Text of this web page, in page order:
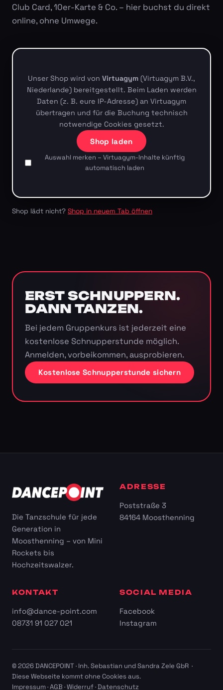
Club Card, 10er-Karte & Co. – hier buchst du direkt
online, ohne Umwege.
Unser Shop wird von Virtuagym (Virtuagym B.V.,
Niederlande) bereitgestellt. Beim Laden werden
Daten (z. B. eure IP-Adresse) an Virtuagym
übertragen und für die Buchung technisch
notwendige Cookies gesetzt.
Shop laden
Auswahl merken – Virtuagym-Inhalte künftig
automatisch laden
Shop lädt nicht? Shop in neuem Tab öffnen
ERST SCHNUPPERN.
DANN TANZEN.
Bei jedem Gruppenkurs ist jederzeit eine
kostenlose Schnupperstunde möglich.
Anmelden, vorbeikommen, ausprobieren.
Kostenlose Schnupperstunde sichern
Die Tanzschule für jede
Generation in
Moosthenning – von Mini
Rockets bis
Hochzeitswalzer.
ADRESSE
Poststraße 3
84164 Moosthenning
KONTAKT
info@dance-point.com
08731 91 027 021
SOCIAL MEDIA
Facebook
Instagram
© 2026 DANCEPOINT · Inh. Sebastian und Sandra Zele GbR ·
Diese Webseite kommt ohne Cookies aus.
Impressum·AGB ·Widerruf·Datenschutz